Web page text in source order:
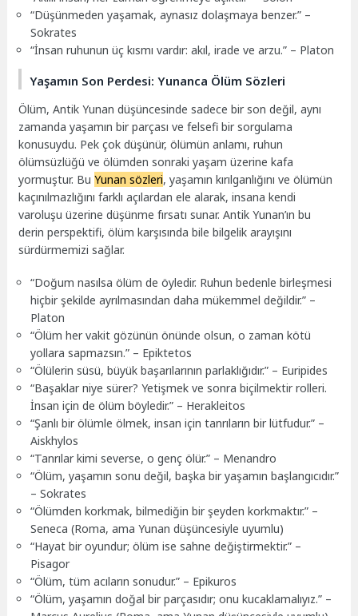
“Düşünmeden yaşamak, aynasız dolaşmaya benzer.” –
Sokrates
“İnsan ruhunun üç kısmı vardır: akıl, irade ve arzu.” – Platon
Yaşamın Son Perdesi: Yunanca Ölüm Sözleri
Ölüm, Antik Yunan düşüncesinde sadece bir son değil, aynı
zamanda yaşamın bir parçası ve felsefi bir sorgulama
konusuydu. Pek çok düşünür, ölümün anlamı, ruhun
ölümsüzlüğü ve ölümden sonraki yaşam üzerine kafa
yormuştur. BuYunan sözleri, yaşamın kırılganlığını ve ölümün
kaçınılmazlığını farklı açılardan ele alarak, insana kendi
varoluşu üzerine düşünme fırsatı sunar. Antik Yunan’ın bu
derin perspektifi, ölüm karşısında bile bilgelik arayışını
sürdürmemizi sağlar.
“Doğum nasılsa ölüm de öyledir. Ruhun bedenle birleşmesi
hiçbir şekilde ayrılmasından daha mükemmel değildir.” –
Platon
“Ölüm her vakit gözünün önünde olsun, o zaman kötü
yollara sapmazsın.” – Epiktetos
“Ölülerin süsü, büyük başarılarının parlaklığıdır.” – Euripides
“Başaklar niye sürer? Yetişmek ve sonra biçilmektir rolleri.
İnsan için de ölüm böyledir.” – Herakleitos
“Şanlı bir ölümle ölmek, insan için tanrıların bir lütfudur.” –
Aiskhylos
“Tanrılar kimi severse, o genç ölür.” – Menandro
“Ölüm, yaşamın sonu değil, başka bir yaşamın başlangıcıdır.”
– Sokrates
“Ölümden korkmak, bilmediğin bir şeyden korkmaktır.” –
Seneca (Roma, ama Yunan düşüncesiyle uyumlu)
“Hayat bir oyundur; ölüm ise sahne değiştirmektir.” –
Pisagor
“Ölüm, tüm acıların sonudur.” – Epikuros
“Ölüm, yaşamın doğal bir parçasıdır; onu kucaklamalıyız.” –